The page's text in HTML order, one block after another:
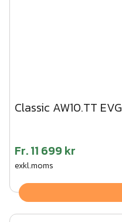
Classic AW10.TT EVG
Fr.11 699 kr
exkl.moms